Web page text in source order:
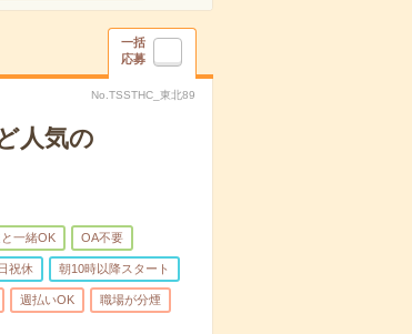
一括
応募
No.TSSTHC_東北89
人気の
一緒OK OA不要
祝休 朝10時以降スタート
週払いOK 職場が分煙